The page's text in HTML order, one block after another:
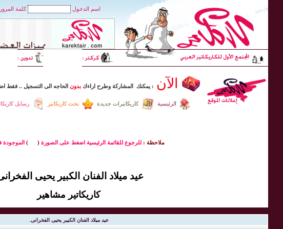
اسم الدخول كلمة المرور
الآن : يمكنك المشاركة وطرح اراءك بدون الحاجه الى التسجيل .. فقط
رسايل بحث كاريكاتير كاريكاتيرات جديدة الرئيسية
ملاحظة : للرجوع للقائمة الرئيسية اضغط على الصورة(
) الموجودة
عيد ميلاد الفنان الكبير يحيى
كاريكاتير مشاهير
عيد ميلاد الفنان الكبير يحيى الفخرانى.